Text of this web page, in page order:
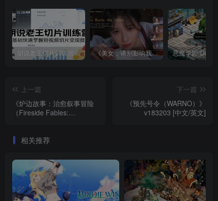
胡说老王切片训练营，零基础快速掌握短视频切片变现技巧 《美女，请别影响我成仙全球版》中文版
上一篇
《炉边故事：治愈叙事冒险
（Fireside Fables:
下一篇
《预先号令（WARNO）》
v183203 [中文/英文]
相关推荐